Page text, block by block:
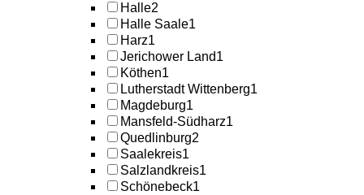
Halle2
Halle Saale1
Harz1
Jerichower Land1
Köthen1
Lutherstadt Wittenberg1
Magdeburg1
Mansfeld-Südharz1
Quedlinburg2
Saalekreis1
Salzlandkreis1
Schönebeck1